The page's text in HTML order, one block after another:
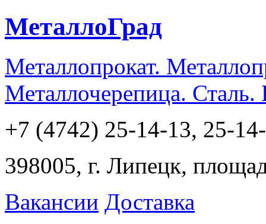
МеталлоГрад
Металлопрокат.
Металлочерепица.
+7 (4742) 25-14-13, 25-
398005, г. Липецк,
Вакансии Доставка